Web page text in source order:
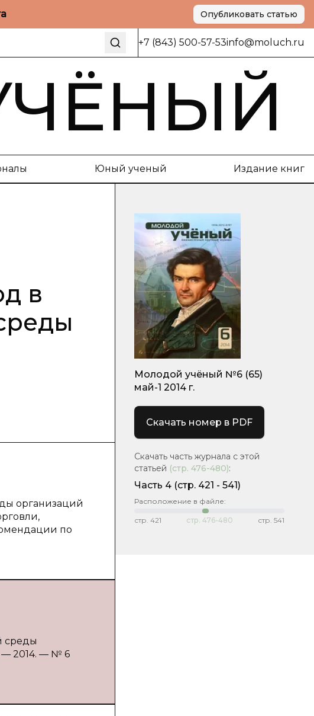
Опубликовать статью
+7 (843) 500-57-53info@moluch.ru
Юный ученый Издание книг
в
организаций
по
среды
— 2014. — № 6
Молодой учёный №6 (65)
май-1 2014 г.
Скачать номер в PDF
Скачать часть журнала с этой
статьей (стр. 476-480):
Часть 4 (cтр. 421 - 541)
Расположение в файле:
стр. 421 стр. 476-480 стр. 541